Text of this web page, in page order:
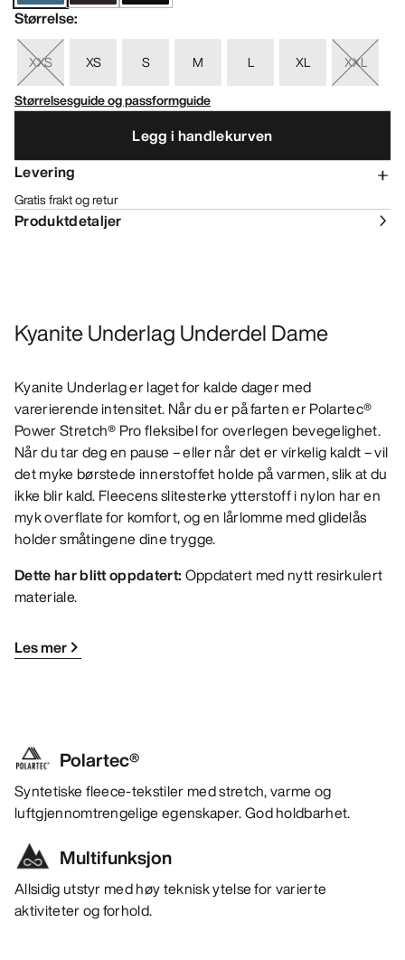
Størrelse:
XXS XS S M L XL
XXL
Størrelsesguide og passformguide
Legg i handlekurven
Levering
Gratis frakt og retur
Produktdetaljer
Kyanite Underlag Underdel Dame
Kyanite Underlag er laget for kalde dager med
varerierende intensitet. Når du er på farten er Polartec®
Power Stretch® Pro fleksibel for overlegen bevegelighet.
Når du tar deg en pause – eller når det er virkelig kaldt – vil
det myke børstede innerstoffet holde på varmen, slik at du
ikke blir kald. Fleecens slitesterke ytterstoff i nylon har en
myk overflate for komfort, og en lårlomme med glidelås
holder småtingene dine trygge.
Dette har blitt oppdatert: Oppdatert med nytt resirkulert
materiale.
Les mer
Polartec®
Syntetiske fleece-tekstiler med stretch, varme og
luftgjennomtrengelige egenskaper. God holdbarhet.
Multifunksjon
Allsidig utstyr med høy teknisk ytelse for varierte
aktiviteter og forhold.